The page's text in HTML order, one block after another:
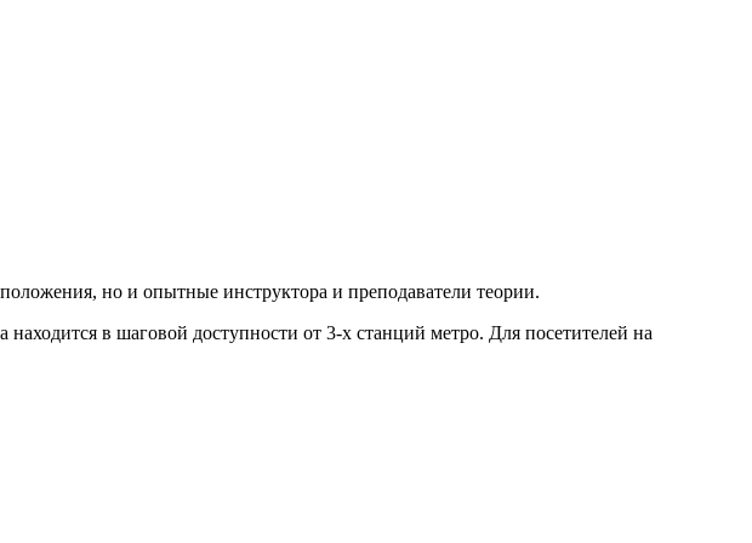
но и опытные инструктора и преподаватели теории.
в шаговой доступности от 3-х станций метро. Для посетителей на